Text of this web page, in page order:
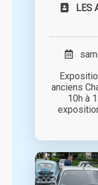
LES
anciens
10h à